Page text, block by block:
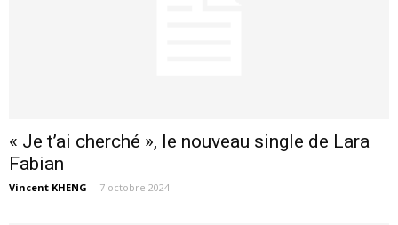
« Je t’ai cherché », le nouveau single de Lara
Fabian
Vincent KHENG - 7 octobre 2024